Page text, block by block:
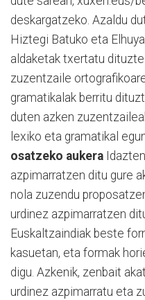
deskargatzeko. Azaldu
Hiztegi Batuko eta
aldaketak txertatu
zuzentzaile
gramatikalak berritu
duten azken
lexiko eta gramatikal
osatzeko aukera
azpimarratzen ditu gure
nola zuzendu
urdinez azpimarratzen
Euskaltzaindiak beste
kasuetan, eta formak
digu. Azkenik, zenbait
urdinez azpimarratu eta